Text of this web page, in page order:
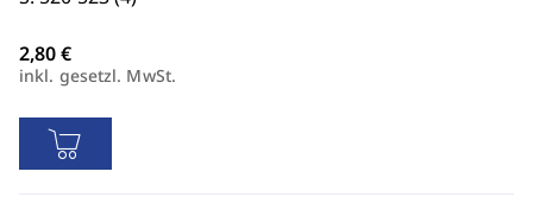
inkl. gesetzl. MwSt.